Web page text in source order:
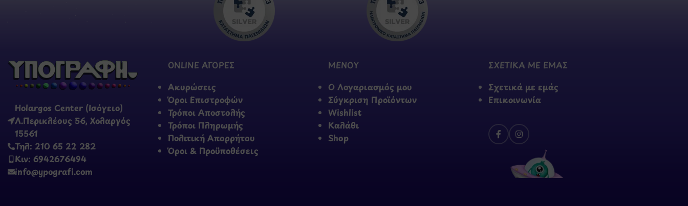
Holargos Center (Ισόγειο)
Λ.Περικλέους 56, Χολαργός
15561
Τηλ: 210 65 22 282
Κιν: 6942676494
info@ypografi.com
ONLINE ΑΓΟΡΕΣ
Ακυρώσεις
Όροι Επιστροφών
Τρόποι Αποστολής
Τρόποι Πληρωμής
Πολιτική Απορρήτου
Όροι & Προϋποθέσεις
ΜΕΝΟΥ
Ο Λογαριασμός μου
Σύγκριση Προϊόντων
Wishlist
Καλάθι
Shop
ΣΧΕΤΙΚΑ ΜΕ ΕΜΑΣ
Σχετικά με εμάς
Επικοινωνία